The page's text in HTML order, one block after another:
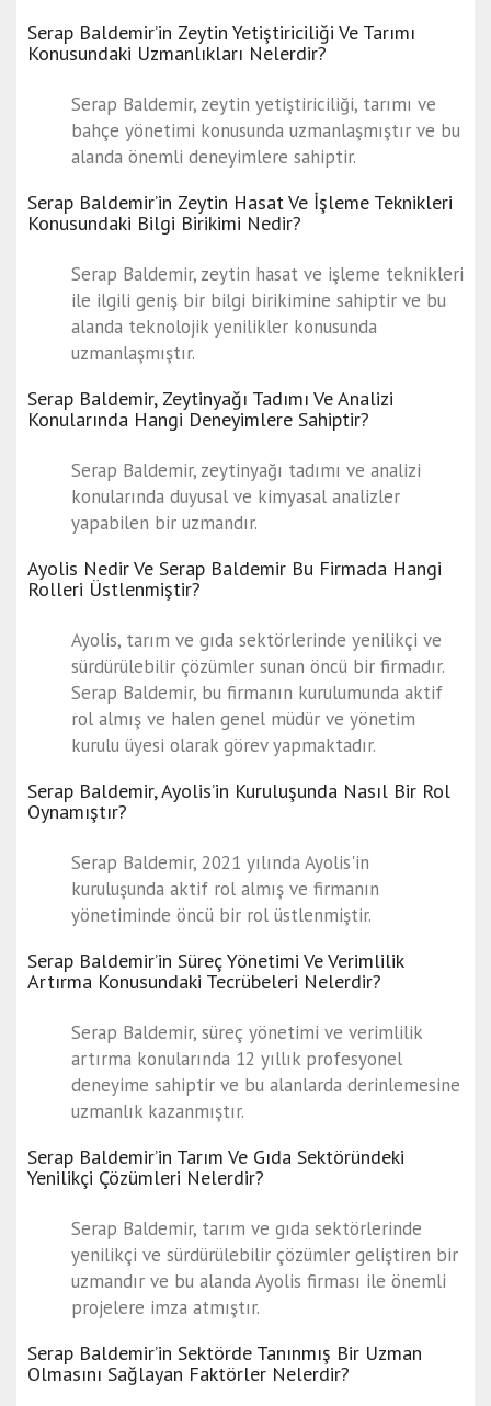
Serap Baldemir’in Zeytin Yetiştiriciliği Ve Tarımı
Konusundaki Uzmanlıkları Nelerdir?
Serap Baldemir, zeytin yetiştiriciliği, tarımı ve
bahçe yönetimi konusunda uzmanlaşmıştır ve bu
alanda önemli deneyimlere sahiptir.
Serap Baldemir’in Zeytin Hasat Ve İşleme Teknikleri
Konusundaki Bilgi Birikimi Nedir?
Serap Baldemir, zeytin hasat ve işleme teknikleri
ile ilgili geniş bir bilgi birikimine sahiptir ve bu
alanda teknolojik yenilikler konusunda
uzmanlaşmıştır.
Serap Baldemir, Zeytinyağı Tadımı Ve Analizi
Konularında Hangi Deneyimlere Sahiptir?
Serap Baldemir, zeytinyağı tadımı ve analizi
konularında duyusal ve kimyasal analizler
yapabilen bir uzmandır.
Ayolis Nedir Ve Serap Baldemir Bu Firmada Hangi
Rolleri Üstlenmiştir?
Ayolis, tarım ve gıda sektörlerinde yenilikçi ve
sürdürülebilir çözümler sunan öncü bir firmadır.
Serap Baldemir, bu firmanın kurulumunda aktif
rol almış ve halen genel müdür ve yönetim
kurulu üyesi olarak görev yapmaktadır.
Serap Baldemir, Ayolis’in Kuruluşunda Nasıl Bir Rol
Oynamıştır?
Serap Baldemir, 2021 yılında Ayolis'in
kuruluşunda aktif rol almış ve firmanın
yönetiminde öncü bir rol üstlenmiştir.
Serap Baldemir’in Süreç Yönetimi Ve Verimlilik
Artırma Konusundaki Tecrübeleri Nelerdir?
Serap Baldemir, süreç yönetimi ve verimlilik
artırma konularında 12 yıllık profesyonel
deneyime sahiptir ve bu alanlarda derinlemesine
uzmanlık kazanmıştır.
Serap Baldemir’in Tarım Ve Gıda Sektöründeki
Yenilikçi Çözümleri Nelerdir?
Serap Baldemir, tarım ve gıda sektörlerinde
yenilikçi ve sürdürülebilir çözümler geliştiren bir
uzmandır ve bu alanda Ayolis firması ile önemli
projelere imza atmıştır.
Serap Baldemir’in Sektörde Tanınmış Bir Uzman
Olmasını Sağlayan Faktörler Nelerdir?